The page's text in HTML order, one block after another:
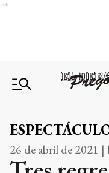
Ads
26 de abril de 2021 |